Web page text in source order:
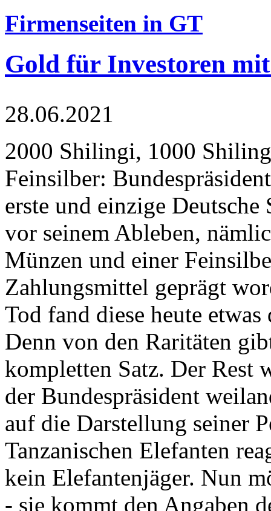
Firmenseiten in GT
Gold für Investoren
28.06.2021
2000 Shilingi, 1000
Feinsilber:
erste und einzige Deutsche
vor seinem Ableben,
Münzen und einer
Zahlungsmittel geprägt
Tod fand diese heute
Denn von den Raritäten
kompletten Satz. Der Rest
der Bundespräsident
auf die Darstellung seiner
Tanzanischen Elefanten
kein Elefantenjäger. Nun
- sie kommt den Angaben